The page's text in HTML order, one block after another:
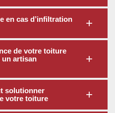
en cas d’infiltration
de votre toiture
un artisan
solutionner
votre toiture